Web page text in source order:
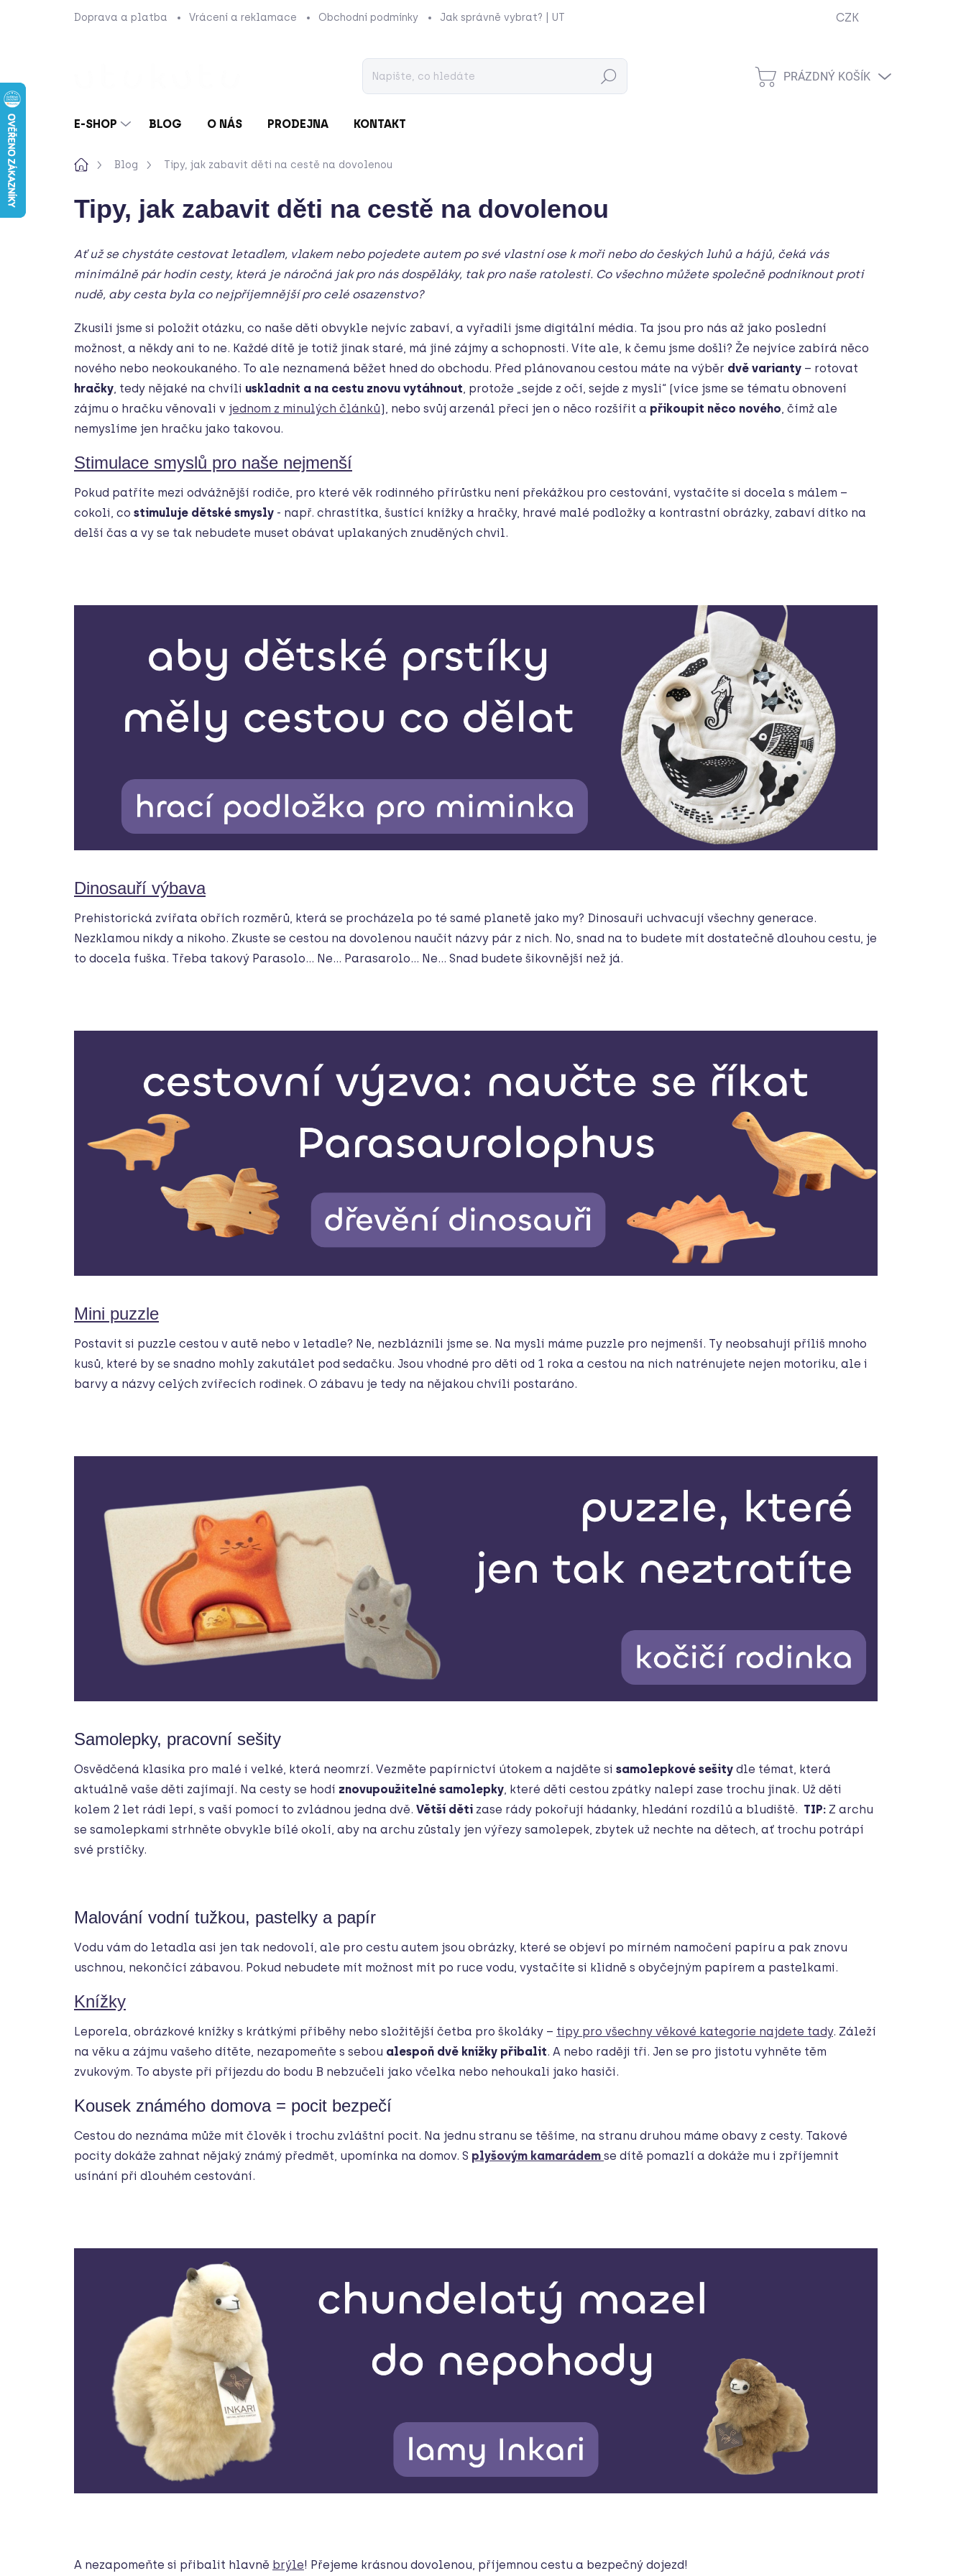
Doprava a platba Vrácení a reklamace Obchodní podmínky Jak správně vybrat? | UTUKUTU Podmínky ochrany osobních údajů
CZK
Hledat
NÁKUPNÍ
PRÁZDNÝ KOŠÍK
E-SHOP BLOG O NÁS PRODEJNA KONTAKT
DomůBlog Tipy, jak zabavit děti na cestě na dovolenou
Tipy, jak zabavit děti na cestě na dovolenou
Ať už se chystáte cestovat letadlem, vlakem nebo pojedete autem po své vlastní ose k moři nebo do českých luhů a hájů, čeká vás
minimálně pár hodin cesty, která je náročná jak pro nás dospěláky, tak pro naše ratolesti. Co všechno můžete společně podniknout proti
nudě, aby cesta byla co nejpříjemnější pro celé osazenstvo?
Zkusili jsme si položit otázku, co naše děti obvykle nejvíc zabaví, a vyřadili jsme digitální média. Ta jsou pro nás až jako poslední
možnost, a někdy ani to ne. Každé dítě je totiž jinak staré, má jiné zájmy a schopnosti. Víte ale, k čemu jsme došli? Že nejvíce zabírá něco
nového nebo neokoukaného. To ale neznamená běžet hned do obchodu. Před plánovanou cestou máte na výběr dvě varianty – rotovat
hračky, tedy nějaké na chvíli uskladnit a na cestu znovu vytáhnout, protože „sejde z očí, sejde z mysli“ (více jsme se tématu obnovení
zájmu o hračku věnovali v jednom z minulých článků), nebo svůj arzenál přeci jen o něco rozšířit a přikoupit něco nového, čímž ale
nemyslíme jen hračku jako takovou.
Stimulace smyslů pro naše nejmenší
Pokud patříte mezi odvážnější rodiče, pro které věk rodinného přírůstku není překážkou pro cestování, vystačíte si docela s málem –
cokoli, co stimuluje dětské smysly - např. chrastítka, šustící knížky a hračky, hravé malé podložky a kontrastní obrázky, zabaví dítko na
delší čas a vy se tak nebudete muset obávat uplakaných znuděných chvil.
Dinosauří výbava
Prehistorická zvířata obřích rozměrů, která se procházela po té samé planetě jako my? Dinosauři uchvacují všechny generace.
Nezklamou nikdy a nikoho. Zkuste se cestou na dovolenou naučit názvy pár z nich. No, snad na to budete mít dostatečně dlouhou cestu, je
to docela fuška. Třeba takový Parasolo… Ne… Parasarolo… Ne… Snad budete šikovnější než já.
Mini puzzle
Postavit si puzzle cestou v autě nebo v letadle? Ne, nezbláznili jsme se. Na mysli máme puzzle pro nejmenší. Ty neobsahují příliš mnoho
kusů, které by se snadno mohly zakutálet pod sedačku. Jsou vhodné pro děti od 1 roka a cestou na nich natrénujete nejen motoriku, ale i
barvy a názvy celých zvířecích rodinek. O zábavu je tedy na nějakou chvíli postaráno.
Samolepky, pracovní sešity
Osvědčená klasika pro malé i velké, která neomrzí. Vezměte papírnictví útokem a najděte si samolepkové sešity dle témat, která
aktuálně vaše děti zajímají. Na cesty se hodí znovupoužitelné samolepky, které děti cestou zpátky nalepí zase trochu jinak. Už děti
kolem 2 let rádi lepí, s vaší pomocí to zvládnou jedna dvě. Větší děti zase rády pokořují hádanky, hledání rozdílů a bludiště. TIP: Z archu
se samolepkami strhněte obvykle bílé okolí, aby na archu zůstaly jen výřezy samolepek, zbytek už nechte na dětech, ať trochu potrápí
své prstíčky.
Malování vodní tužkou, pastelky a papír
Vodu vám do letadla asi jen tak nedovolí, ale pro cestu autem jsou obrázky, které se objeví po mírném namočení papíru a pak znovu
uschnou, nekončící zábavou. Pokud nebudete mít možnost mít po ruce vodu, vystačíte si klidně s obyčejným papírem a pastelkami.
Knížky
Leporela, obrázkové knížky s krátkými příběhy nebo složitější četba pro školáky – tipy pro všechny věkové kategorie najdete tady. Záleží
na věku a zájmu vašeho dítěte, nezapomeňte s sebou alespoň dvě knížky přibalit. A nebo raději tři. Jen se pro jistotu vyhněte těm
zvukovým. To abyste při příjezdu do bodu B nebzučeli jako včelka nebo nehoukali jako hasiči.
Kousek známého domova = pocit bezpečí
Cestou do neznáma může mít člověk i trochu zvláštní pocit. Na jednu stranu se těšíme, na stranu druhou máme obavy z cesty. Takové
pocity dokáže zahnat nějaký známý předmět, upomínka na domov. S plyšovým kamarádem se dítě pomazlí a dokáže mu i zpříjemnit
usínání při dlouhém cestování.
A nezapomeňte si přibalit hlavně brýle! Přejeme krásnou dovolenou, příjemnou cestu a bezpečný dojezd!